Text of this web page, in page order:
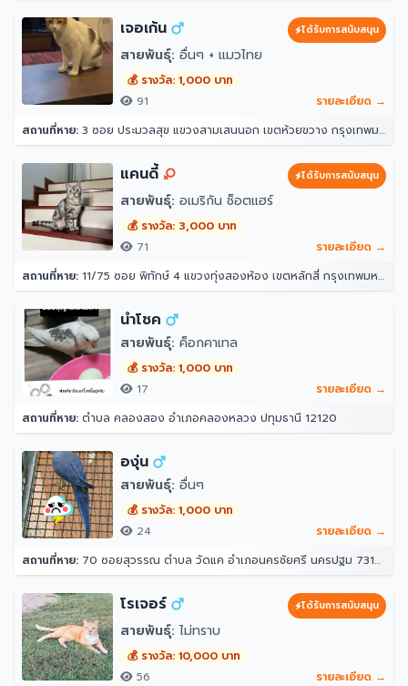
ทำความสะอาดง่าย สามารถล้างหรือล้างด้วยน้ำ
โดยตรง.
ทนทาน สะอาด ต้านเชื้อแบคทีเรีย
ประหยัด ช่วยเททรายกลับคืนห้องน้ำได้ง่าย ใช้ได้
นาน
เจอเก้น ได้รับการสนับสนุน
สายพันธุ์: อื่นๆ + แมวไทย
💰 รางวัล: 1,000 บาท
91
รายละเอียด →
สถานที่หาย: 3 ซอย ประมวลสุข แขวงสามเสนนอก เขตห้วยขวาง กรุงเทพมหานคร 10320
แคนดี้ ได้รับการสนับสนุน
สายพันธุ์: อเมริกัน ช็อตแฮร์
💰 รางวัล: 3,000 บาท
71
รายละเอียด →
สถานที่หาย: 11/75 ซอย พิทักษ์ 4 แขวงทุ่งสองห้อง เขตหลักสี่ กรุงเทพมหานคร 10210
นำโชค
สายพันธุ์: ค็อกคาเทล
💰 รางวัล: 1,000 บาท
17
รายละเอียด →
สถานที่หาย: ตำบล คลองสอง อำเภอคลองหลวง ปทุมธานี 12120
องุ่น
สายพันธุ์: อื่นๆ
💰 รางวัล: 1,000 บาท
24
รายละเอียด →
สถานที่หาย: 70 ซอยสุวรรณ ตำบล วัดแค อำเภอนครชัยศรี นครปฐม 73120
โรเจอร์ ได้รับการสนับสนุน
สายพันธุ์: ไม่ทราบ
💰 รางวัล: 10,000 บาท
56
รายละเอียด →